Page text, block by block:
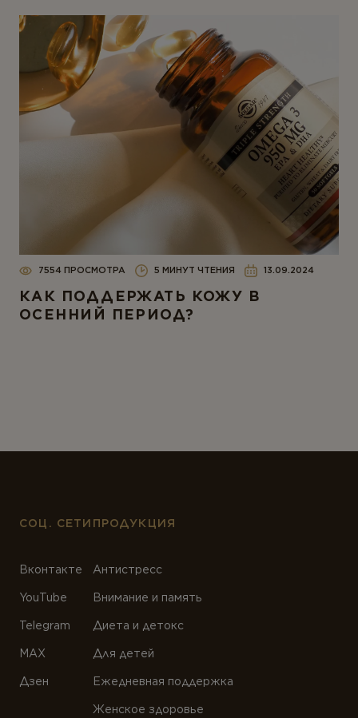
7554 ПРОСМОТРА 5 МИНУТ ЧТЕНИЯ 13.09.2024
КАК ПОДДЕРЖАТЬ КОЖУ В
ОСЕННИЙ ПЕРИОД?
СОЦ. СЕТИ
Вконтакте
YouTube
Telegram
MAX
Дзен
ПРОДУКЦИЯ
Антистресс
Внимание и память
Диета и детокс
Для детей
Ежедневная поддержка
Женское здоровье